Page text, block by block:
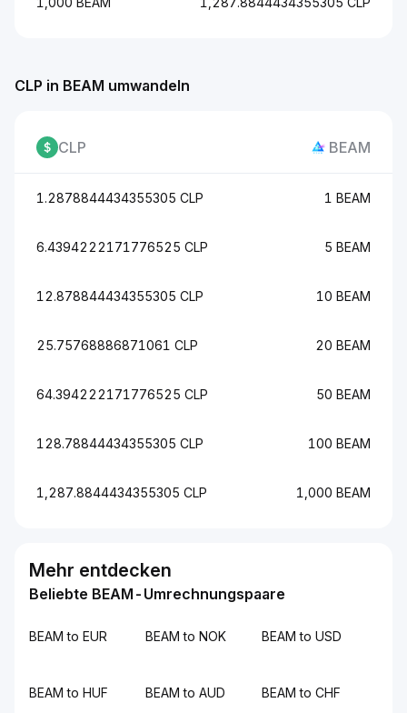
CLP in BEAM umwandeln
CLP BEAM
1.2878844434355305 CLP 1 BEAM
6.4394222171776525 CLP 5 BEAM
12.878844434355305 CLP 10 BEAM
25.75768886871061 CLP 20 BEAM
64.394222171776525 CLP 50 BEAM
128.78844434355305 CLP 100 BEAM
1,287.8844434355305 CLP 1,000 BEAM
Mehr entdecken
Beliebte BEAM-Umrechnungspaare
BEAM to EUR BEAM to NOK BEAM to USD
BEAM to HUF BEAM to AUD BEAM to CHF